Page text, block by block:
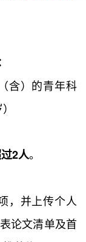
含）的青年科
2人。
，并上传个人
论文清单及首